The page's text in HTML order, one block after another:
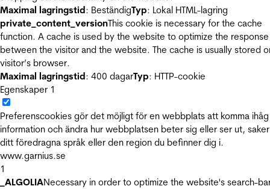
Maximal lagringstid: BeständigTyp: Lokal HTML-lagring
private_content_versionThis cookie is necessary for the cache
function. A cache is used by the website to optimize the
between the visitor and the website. The cache is usually stored
visitor’s browser.
Maximal lagringstid: 400 dagarTyp: HTTP-cookie
Egenskaper 1
Preferenscookies gör det möjligt för en webbplats att komma ihåg
information och ändra hur webbplatsen beter sig eller ser ut,
ditt föredragna språk eller den region du befinner dig i.
www.garnius.se
1
_ALGOLIANecessary in order to optimize the website's search-